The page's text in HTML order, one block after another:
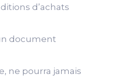
d’achats
document
ne pourra jamais